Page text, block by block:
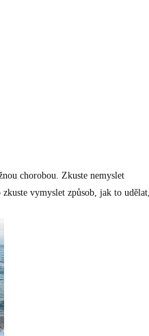
chorobou. Zkuste nemyslet
vymyslet způsob, jak to udělat,